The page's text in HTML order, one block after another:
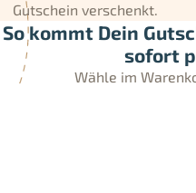
Gutschein verschenkt.
So kommt Dein
sofort
Wähle im